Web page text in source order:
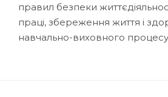
правил безпеки
праці, збереження життя і
навчально-виховного